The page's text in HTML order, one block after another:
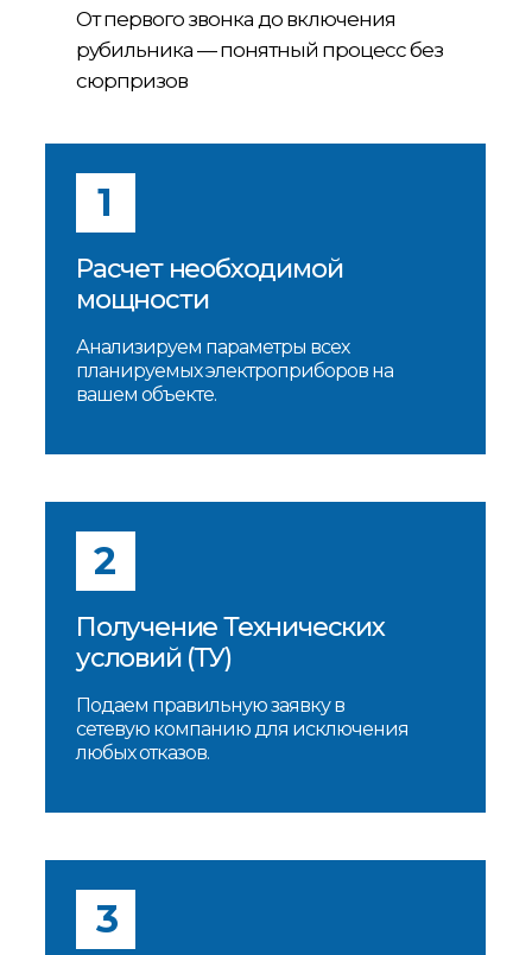
Расчет необходимой
мощности
Анализируем параметры всех
планируемых электроприборов на
вашем объекте.
1
Получение Технических
условий (ТУ)
Подаем правильную заявку в
сетевую компанию для исключения
любых отказов.
2
3
От первого звонка до включения
рубильника — понятный процесс без
сюрпризов